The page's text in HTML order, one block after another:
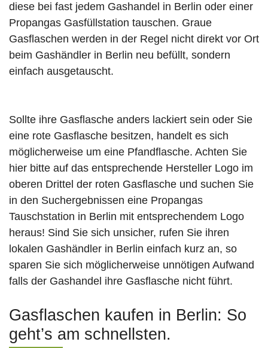
diese bei fast jedem Gashandel in Berlin oder einer
Propangas Gasfüllstation tauschen. Graue
Gasflaschen werden in der Regel nicht direkt vor Ort
beim Gashändler in Berlin neu befüllt, sondern
einfach ausgetauscht.
Sollte ihre Gasflasche anders lackiert sein oder Sie
eine rote Gasflasche besitzen, handelt es sich
möglicherweise um eine Pfandflasche. Achten Sie
hier bitte auf das entsprechende Hersteller Logo im
oberen Drittel der roten Gasflasche und suchen Sie
in den Suchergebnissen eine Propangas
Tauschstation in Berlin mit entsprechendem Logo
heraus! Sind Sie sich unsicher, rufen Sie ihren
lokalen Gashändler in Berlin einfach kurz an, so
sparen Sie sich möglicherweise unnötigen Aufwand
falls der Gashandel ihre Gasflasche nicht führt.
Gasflaschen kaufen in Berlin: So
geht’s am schnellsten.